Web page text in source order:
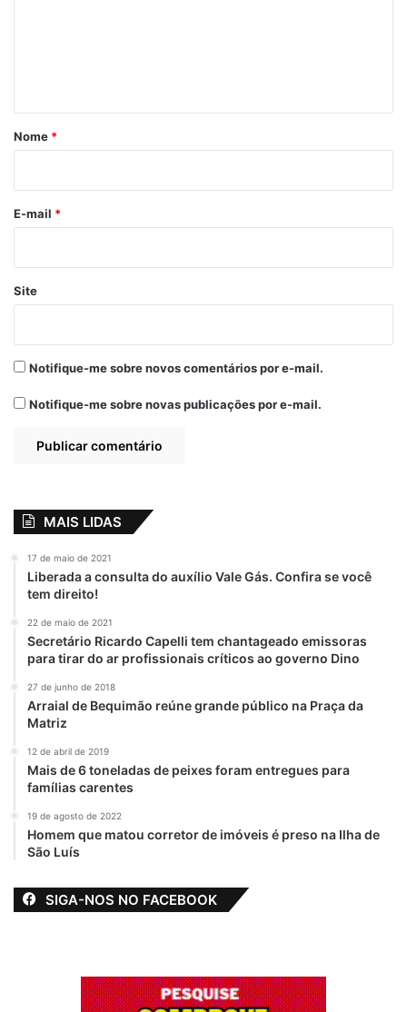
r
*
Nome *
E-mail *
Site
Notifique-me sobre novos comentários por e-mail.
Notifique-me sobre novas publicações por e-mail.
MAIS LIDAS
17 de maio de 2021
Liberada a consulta do auxílio Vale Gás. Confira se você
tem direito!
22 de maio de 2021
Secretário Ricardo Capelli tem chantageado emissoras
para tirar do ar profissionais críticos ao governo Dino
27 de junho de 2018
Arraial de Bequimão reúne grande público na Praça da
Matriz
12 de abril de 2019
Mais de 6 toneladas de peixes foram entregues para
famílias carentes
19 de agosto de 2022
Homem que matou corretor de imóveis é preso na Ilha de
São Luís
SIGA-NOS NO FACEBOOK